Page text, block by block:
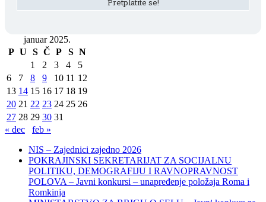
januar 2025.
P U S Č P S N
1
2 3 4
5
6
7 8 9 10 11 12
13 14 15 16 17 18 19
20 21 22 23 24 25 26
27 28 29 30 31
« dec
feb »
NIS – Zajednici zajedno 2026
POKRAJINSKI SEKRETARIJAT ZA SOCIJALNU
POLITIKU, DEMOGRAFIJU I RAVNOPRAVNOST
POLOVA – Javni konkursi – unapređenje položaja Roma i
Romkinja